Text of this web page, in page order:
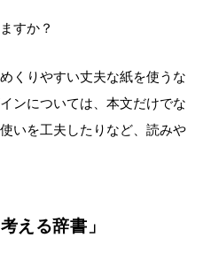
すか？
くりやすい丈夫な紙を使うな
ンについては、本文だけでな
いを工夫したりなど、読みや
える辞書」